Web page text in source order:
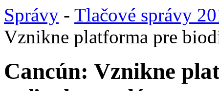
Správy - Tlačové správy
Vznikne platforma pre
Cancún: Vznikne